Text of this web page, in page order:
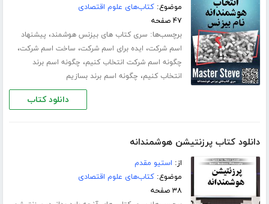
موضوع:کتاب‌های علوم اقتصادی
۴۷ صفحه
برچسب‌ها: سری کتاب های بیزنس هوشمند، پیشنهاد
اسم شرکت، ایده برای اسم شرکت، ساخت اسم شرکت،
چگونه اسم شرکت انتخاب کنیم، چگونه اسم برند
انتخاب کنیم، چگونه اسم برند بسازیم
دانلود کتاب
دانلود کتاب پرزنتیشن هوشمندانه
از: استیو مقدم
موضوع:کتاب‌های علوم اقتصادی
۳۸ صفحه